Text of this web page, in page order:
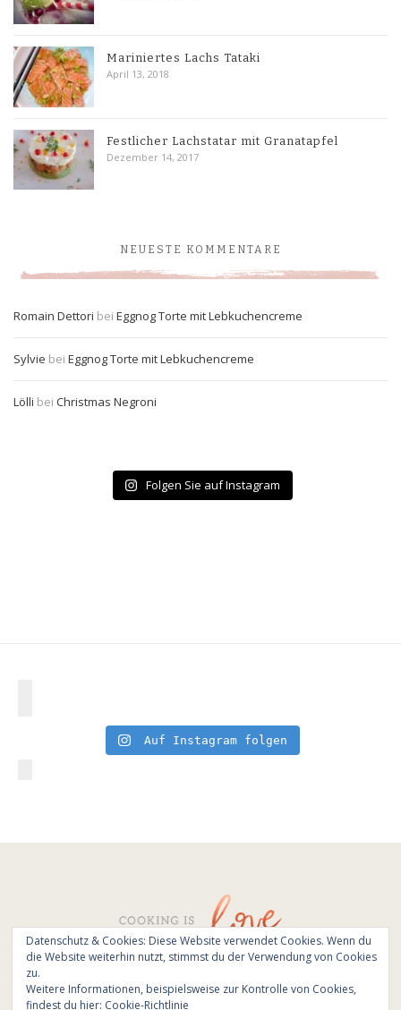
Mariniertes Lachs Tataki
April 13, 2018
Festlicher Lachstatar mit Granatapfel
Dezember 14, 2017
NEUESTE KOMMENTARE
Romain Dettori bei Eggnog Torte mit Lebkuchencreme
Sylvie bei Eggnog Torte mit Lebkuchencreme
Lölli bei Christmas Negroni
Folgen Sie auf Instagram
Auf Instagram folgen
© All Rights Reserved - Cooking is love 2017.
Datenschutz & Cookies: Diese Website verwendet Cookies. Wenn du
die Website weiterhin nutzt, stimmst du der Verwendung von Cookies
zu.
Weitere Informationen, beispielsweise zur Kontrolle von Cookies,
findest du hier: Cookie-Richtlinie